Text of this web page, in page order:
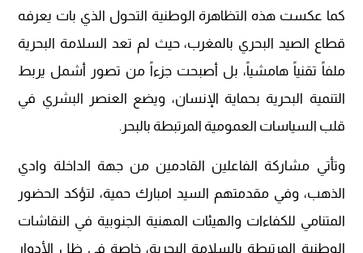
كما عكست هذه التظاهرة الوطنية التحول الذي بات يعرفه
قطاع الصيد البحري بالمغرب، حيث لم تعد السلامة البحرية
ملفاً تقنياً هامشياً، بل أصبحت جزءاً من تصور أشمل يربط
التنمية البحرية بحماية الإنسان، ويضع العنصر البشري في
قلب السياسات العمومية المرتبطة بالبحر.
وتأتي مشاركة الفاعلين القادمين من جهة الداخلة وادي
الذهب، وفي مقدمتهم السيد امبارك حمية، لتؤكد الحضور
المتنامي للكفاءات والهيئات المهنية الجنوبية في النقاشات
الوطنية المرتبطة بالسلامة البحرية، خاصة في ظل الأدوار